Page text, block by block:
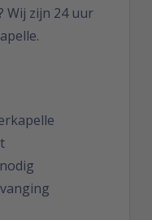
Wij zijn 24 uur